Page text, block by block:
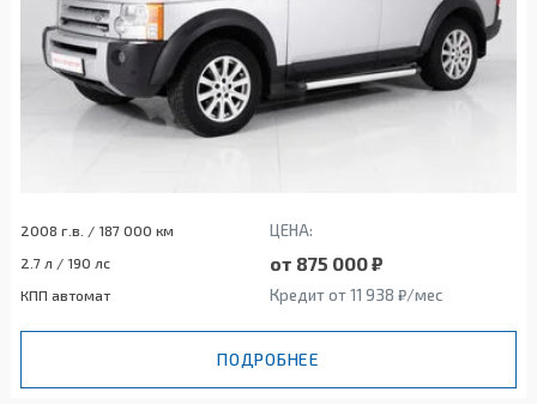
2008 г.в. / 187 000 км ЦЕНА:
2.7 л / 190 лс от 875 000 ₽
КПП автомат Кредит от 11 938 ₽/мес
ПОДРОБНЕЕ